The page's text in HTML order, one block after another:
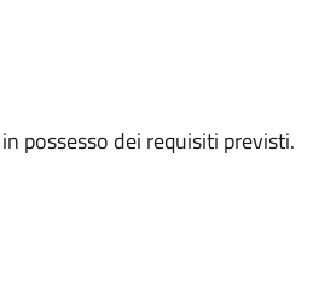
possesso dei requisiti previsti.